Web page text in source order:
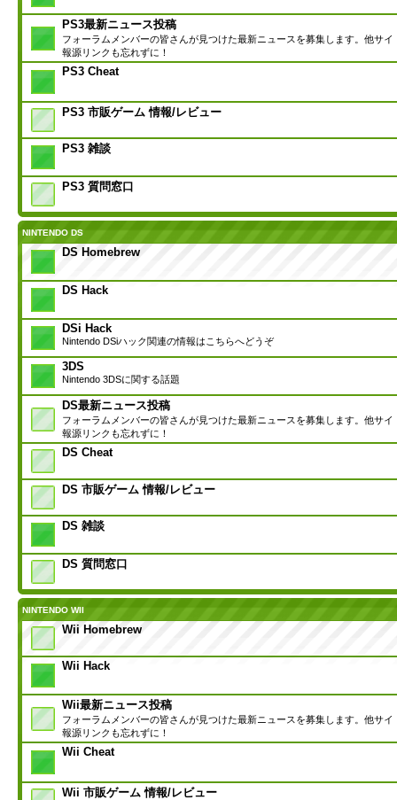
PS3最新ニュース投稿
フォーラムメンバーの皆さんが見つけた最新ニュースを募集します。他サイ
報源リンクも忘れずに！
PS3 Cheat
PS3 市販ゲーム 情報/レビュー
PS3 雑談
PS3 質問窓口
NINTENDO DS
DS Homebrew
DS Hack
DSi Hack
Nintendo DSiハック関連の情報はこちらへどうぞ
3DS
Nintendo 3DSに関する話題
DS最新ニュース投稿
フォーラムメンバーの皆さんが見つけた最新ニュースを募集します。他サイ
報源リンクも忘れずに！
DS Cheat
DS 市販ゲーム 情報/レビュー
DS 雑談
DS 質問窓口
NINTENDO WII
Wii Homebrew
Wii Hack
Wii最新ニュース投稿
フォーラムメンバーの皆さんが見つけた最新ニュースを募集します。他サイ
報源リンクも忘れずに！
Wii Cheat
Wii 市販ゲーム 情報/レビュー